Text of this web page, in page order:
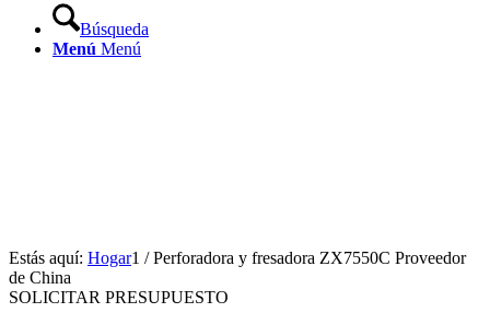
Búsqueda
Menú Menú
Estás aquí: Hogar1 / Perforadora y fresadora ZX7550C Proveedor
de China
SOLICITAR PRESUPUESTO